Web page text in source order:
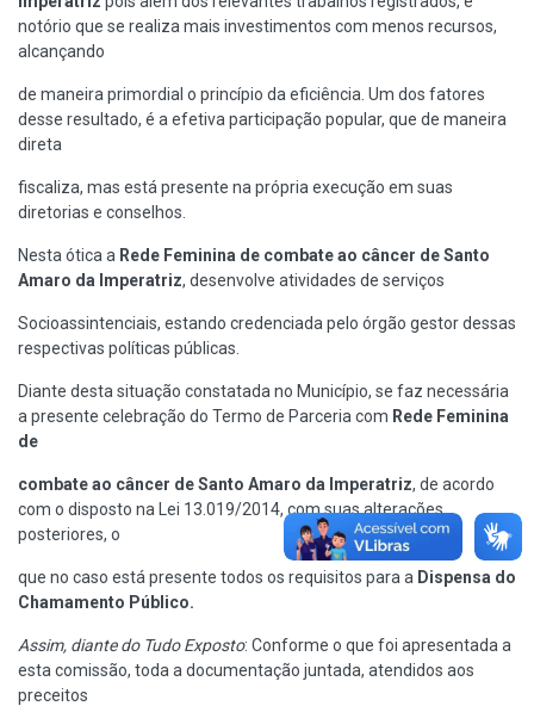
notório que se realiza mais investimentos com menos recursos,
alcançando
de maneira primordial o princípio da eficiência. Um dos fatores
desse resultado, é a efetiva participação popular, que de maneira
direta
fiscaliza, mas está presente na própria execução em suas
diretorias e conselhos.
Nesta ótica a Rede Feminina de combate ao câncer de Santo
Amaro da Imperatriz, desenvolve atividades de serviços
Socioassintenciais, estando credenciada pelo órgão gestor dessas
respectivas políticas públicas.
Diante desta situação constatada no Município, se faz necessária
a presente celebração do Termo de Parceria com Rede Feminina
de
combate ao câncer de Santo Amaro da Imperatriz, de acordo
com o disposto na Lei 13.019/2014, com suas alterações
posteriores, o
que no caso está presente todos os requisitos para a Dispensa do
Chamamento Público.
Assim, diante do Tudo Exposto: Conforme o que foi apresentada a
esta comissão, toda a documentação juntada, atendidos aos
preceitos